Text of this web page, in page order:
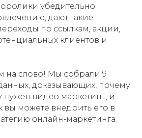
убедительно
дают такие
по ссылкам, акции,
клиентов и
на слово! Мы собрали 9
доказывающих, почему
нужен видео маркетинг, и
вы можете внедрить его в
онлайн-маркетинга.